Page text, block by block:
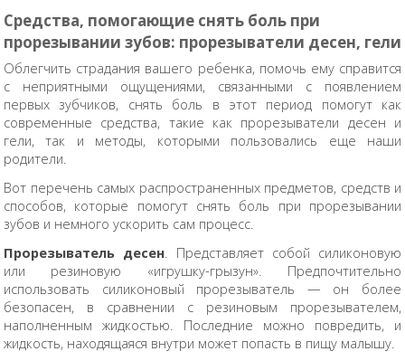
Средства, помогающие снять боль при
прорезывании зубов: прорезыватели десен, гели
Облегчить страдания вашего ребенка, помочь ему справится
с неприятными ощущениями, связанными с появлением
первых зубчиков, снять боль в этот период помогут как
современные средства, такие как прорезыватели десен и
гели, так и методы, которыми пользовались еще наши
родители.
Вот перечень самых распространенных предметов, средств и
способов, которые помогут снять боль при прорезывании
зубов и немного ускорить сам процесс.
Прорезыватель десен . Представляет собой силиконовую
или резиновую «игрушку-грызун». Предпочтительно
использовать силиконовый прорезыватель — он более
безопасен, в сравнении с резиновым прорезывателем,
наполненным жидкостью. Последние можно повредить, и
жидкость, находящаяся внутри может попасть в пищу малышу.